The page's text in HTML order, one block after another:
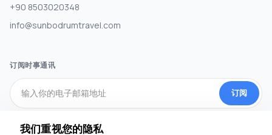
+90 8503020348
info@sunbodrumtravel.com
订阅时事通讯
订阅
社交媒体
我们重视您的隐私